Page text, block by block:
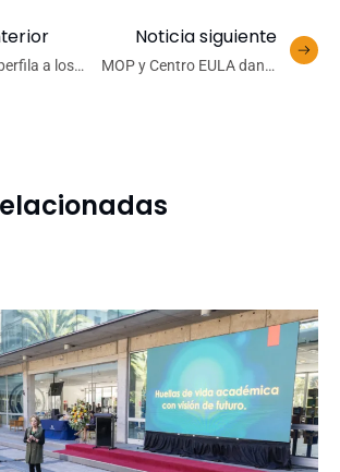
a los
Noticia siguiente
MOP y Centro EULA dan a